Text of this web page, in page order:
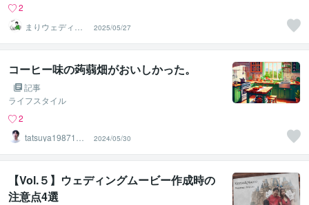
2
まりウェディン
グムービー
2025/05/27
コーヒー味の蒟蒻畑がおいしかった。
記事
ライフスタイル
2
tatsuya1987121
2024/05/30
【Vol.５】ウェディングムービー作成時の
注意点4選